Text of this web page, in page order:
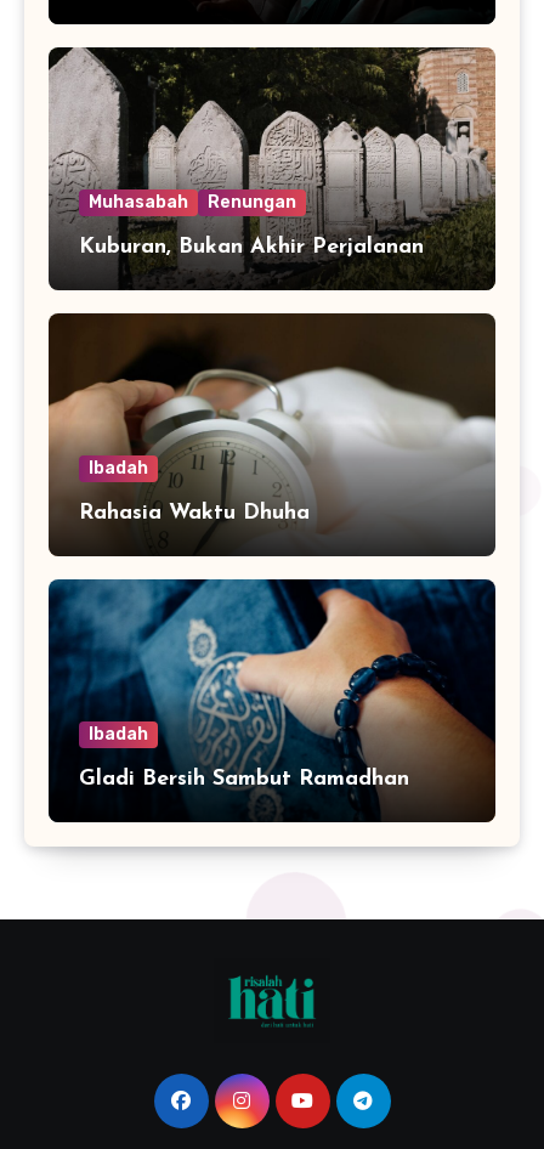
Muhasabah Renungan
Kuburan, Bukan Akhir Perjalanan
Ibadah
Rahasia Waktu Dhuha
Ibadah
Gladi Bersih Sambut Ramadhan